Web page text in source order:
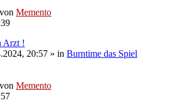
von Memento
Arzt !
20:57 » in Burntime das Spiel
von Memento